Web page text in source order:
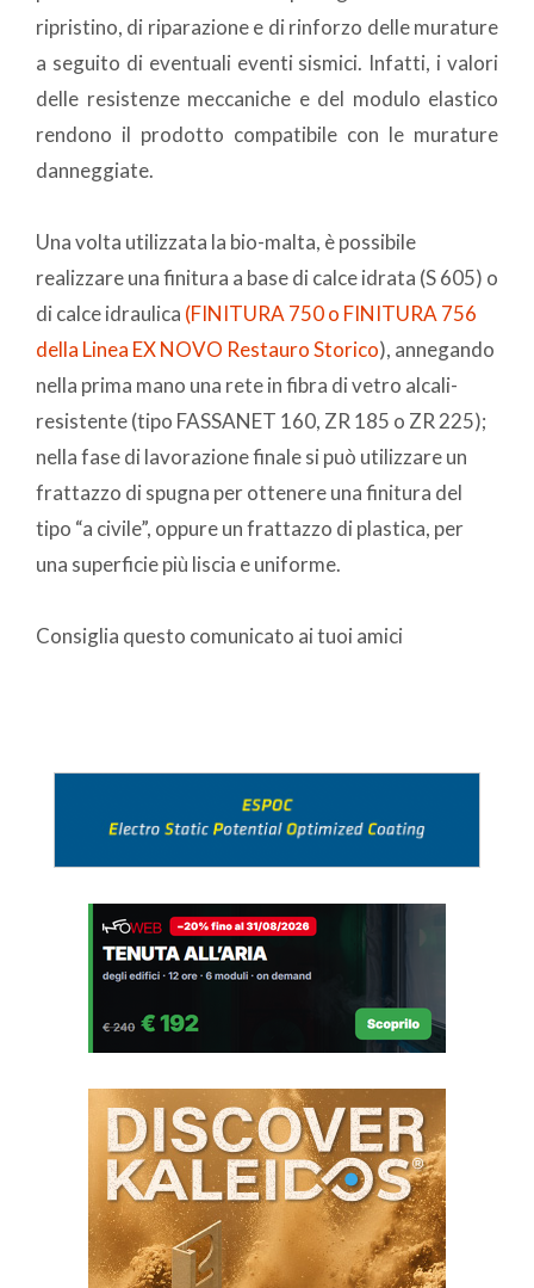
ripristino, di riparazione e di rinforzo delle murature
a seguito di eventuali eventi sismici. Infatti, i valori
delle resistenze meccaniche e del modulo elastico
rendono il prodotto compatibile con le murature
danneggiate.
Una volta utilizzata la bio-malta, è possibile
realizzare una finitura a base di calce idrata (S 605) o
di calce idraulica (FINITURA 750 o FINITURA 756
della Linea EX NOVO Restauro Storico), annegando
nella prima mano una rete in fibra di vetro alcali-
resistente (tipo FASSANET 160, ZR 185 o ZR 225);
nella fase di lavorazione finale si può utilizzare un
frattazzo di spugna per ottenere una finitura del
tipo “a civile”, oppure un frattazzo di plastica, per
una superficie più liscia e uniforme.
Consiglia questo comunicato ai tuoi amici